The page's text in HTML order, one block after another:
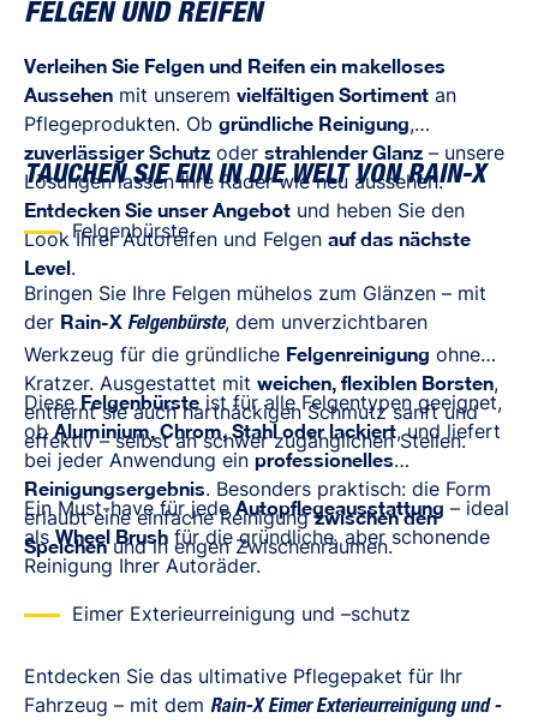
FELGEN UND REIFEN
Verleihen Sie Felgen und Reifen ein makelloses
Aussehen mit unserem vielfältigen Sortiment an
Pflegeprodukten. Ob gründliche Reinigung,
zuverlässiger Schutz oder strahlender Glanz – unsere
Lösungen lassen Ihre Räder wie neu aussehen.
Entdecken Sie unser Angebot und heben Sie den
Look Ihrer Autoreifen und Felgen auf das nächste
Level.
TAUCHEN SIE EIN IN DIE WELT VON RAIN-X
Felgenbürste
Bringen Sie Ihre Felgen mühelos zum Glänzen – mit
der Rain-X Felgenbürste, dem unverzichtbaren
Werkzeug für die gründliche Felgenreinigung ohne
Kratzer. Ausgestattet mit weichen, flexiblen Borsten,
entfernt sie auch hartnäckigen Schmutz sanft und
effektiv – selbst an schwer zugänglichen Stellen.
DieseFelgenbürsteist für alle Felgentypen geeignet,
obAluminium, Chrom, Stahl oder lackiert, und liefert
bei jeder Anwendung ein professionelles
Reinigungsergebnis. Besonders praktisch: die Form
erlaubt eine einfache Reinigungzwischen den
Speichenund in engen Zwischenräumen.
Ein Must-have für jedeAutopflegeausstattung – ideal
als Wheel Brush für die gründliche, aber schonende
Reinigung Ihrer Autoräder.
Eimer Exterieurreinigung und –schutz
Entdecken Sie das ultimative Pflegepaket für Ihr
Fahrzeug – mit dem Rain-X Eimer Exterieurreinigung und -